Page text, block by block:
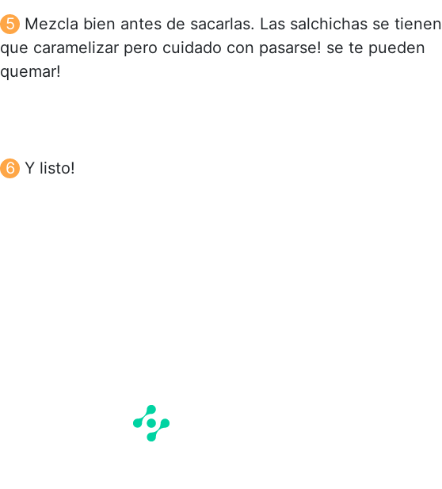
Mezcla bien antes de sacarlas. Las salchichas se tienen
que caramelizar pero cuidado con pasarse! se te pueden
quemar!
Y listo!